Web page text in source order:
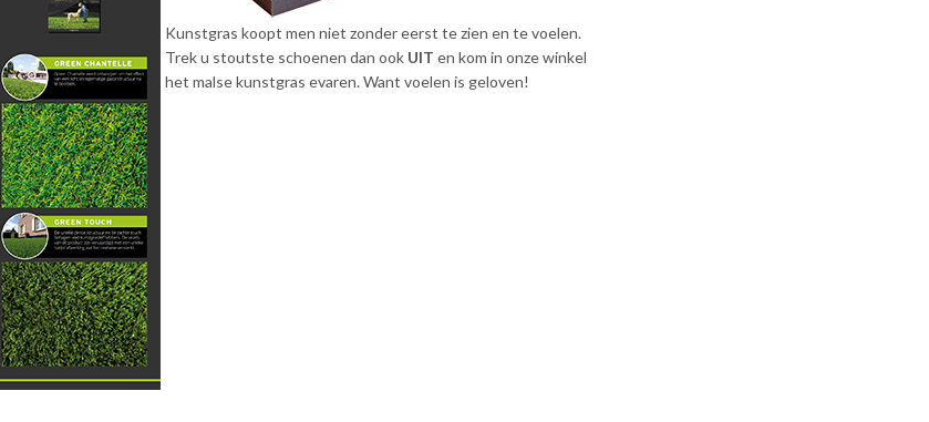
Kunstgras koopt men niet zonder eerst te zien en te voelen.
Trek u stoutste schoenen dan ook UIT en kom in onze winkel
het malse kunstgras evaren. Want voelen is geloven!